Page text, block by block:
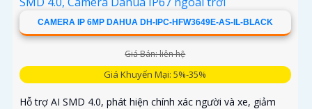
CAMERA IP 6MP DAHUA DH-IPC-HFW3649E-AS-IL-BLACK
Giá Bán: liên hệ
Giá Khuyến Mại: 5%-35%
Hỗ trợ AI SMD 4.0, phát hiện chính xác người và xe, giảm